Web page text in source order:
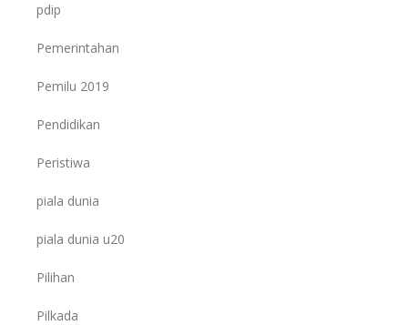
pdip
Pemerintahan
Pemilu 2019
Pendidikan
Peristiwa
piala dunia
piala dunia u20
Pilihan
Pilkada